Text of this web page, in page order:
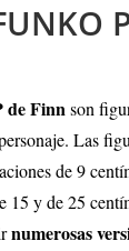
de Finnson
Las
de 9
15 y de 25
numerosas